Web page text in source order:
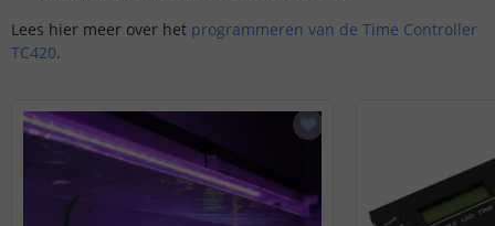
Lees hier meer over het programmeren van de Time Controller
TC420.